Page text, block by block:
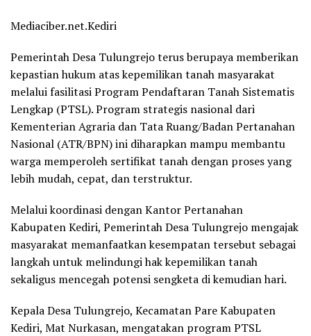
Mediaciber.net.Kediri
Pemerintah Desa Tulungrejo terus berupaya memberikan
kepastian hukum atas kepemilikan tanah masyarakat
melalui fasilitasi Program Pendaftaran Tanah Sistematis
Lengkap (PTSL). Program strategis nasional dari
Kementerian Agraria dan Tata Ruang/Badan Pertanahan
Nasional (ATR/BPN) ini diharapkan mampu membantu
warga memperoleh sertifikat tanah dengan proses yang
lebih mudah, cepat, dan terstruktur.
Melalui koordinasi dengan Kantor Pertanahan
Kabupaten Kediri, Pemerintah Desa Tulungrejo mengajak
masyarakat memanfaatkan kesempatan tersebut sebagai
langkah untuk melindungi hak kepemilikan tanah
sekaligus mencegah potensi sengketa di kemudian hari.
Kepala Desa Tulungrejo, Kecamatan Pare Kabupaten
Kediri, Mat Nurkasan, mengatakan program PTSL